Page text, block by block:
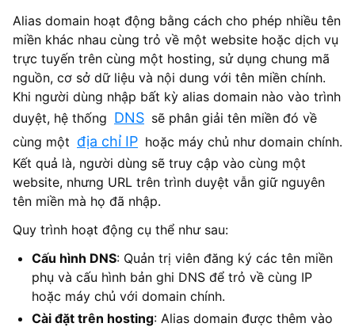
Alias domain hoạt động bằng cách cho phép nhiều tên
miền khác nhau cùng trỏ về một website hoặc dịch vụ
trực tuyến trên cùng một hosting, sử dụng chung mã
nguồn, cơ sở dữ liệu và nội dung với tên miền chính.
Khi người dùng nhập bất kỳ alias domain nào vào trình
duyệt, hệ thống DNS sẽ phân giải tên miền đó về
cùng một địa chỉ IP hoặc máy chủ như domain chính.
Kết quả là, người dùng sẽ truy cập vào cùng một
website, nhưng URL trên trình duyệt vẫn giữ nguyên
tên miền mà họ đã nhập.
Quy trình hoạt động cụ thể như sau:
Cấu hình DNS: Quản trị viên đăng ký các tên miền
phụ và cấu hình bản ghi DNS để trỏ về cùng IP
hoặc máy chủ với domain chính.
Cài đặt trên hosting: Alias domain được thêm vào